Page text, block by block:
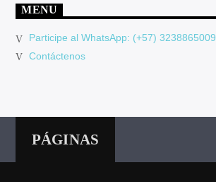
MENU
Participe al WhatsApp: (+57) 3238865009
Contáctenos
PÁGINAS